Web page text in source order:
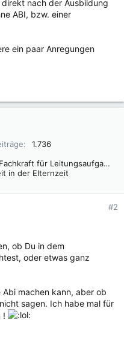
nach der Ausbildung
ABI, bzw. einer
ein paar Anregungen
1.736
Krankenschwester, Fachkraft für Leitungsaufgaben in der Pflege (FLP)
in der Elternzeit
#2
ob Du in dem
oder etwas ganz
machen kann, aber ob
sagen. Ich habe mal für
!